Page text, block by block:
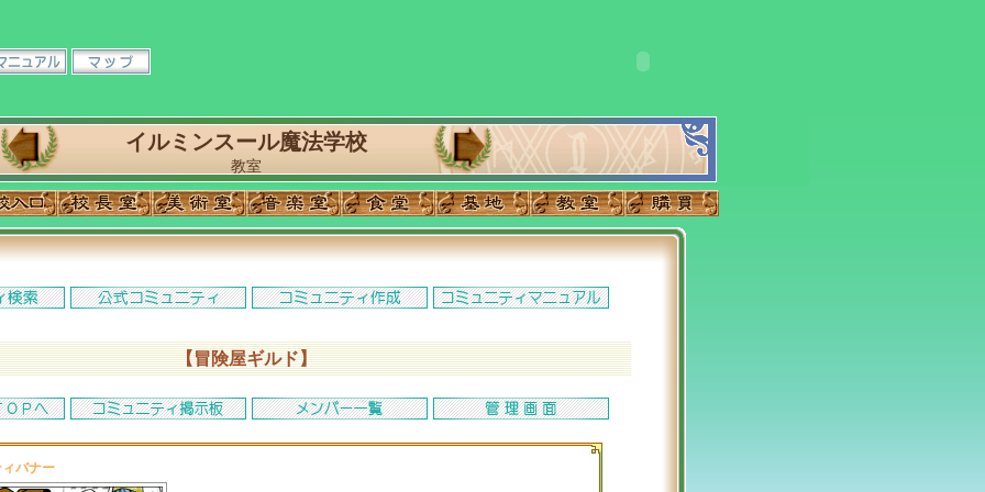
イルミンスール魔法学校
教室
【冒険屋ギルド】
バナー